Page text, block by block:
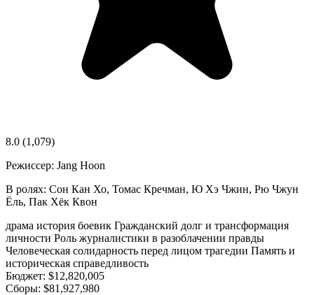
8.0 (1,079)
Режиссер: Jang Hoon
В ролях: Сон Кан Хо, Томас Кречман, Ю Хэ Чжин, Рю Чжун
Ёль, Пак Хёк Квон
драма история боевик Гражданский долг и трансформация
личности Роль журналистики в разоблачении правды
Человеческая солидарность перед лицом трагедии Память и
историческая справедливость
Бюджет: $12,820,005
Сборы: $81,927,980